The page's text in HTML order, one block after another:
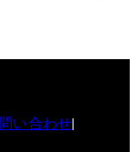
い合わせ